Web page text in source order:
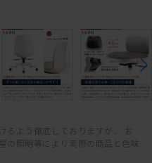
るよう徹底しておりますが、 お
の照明等により実際の商品と色味